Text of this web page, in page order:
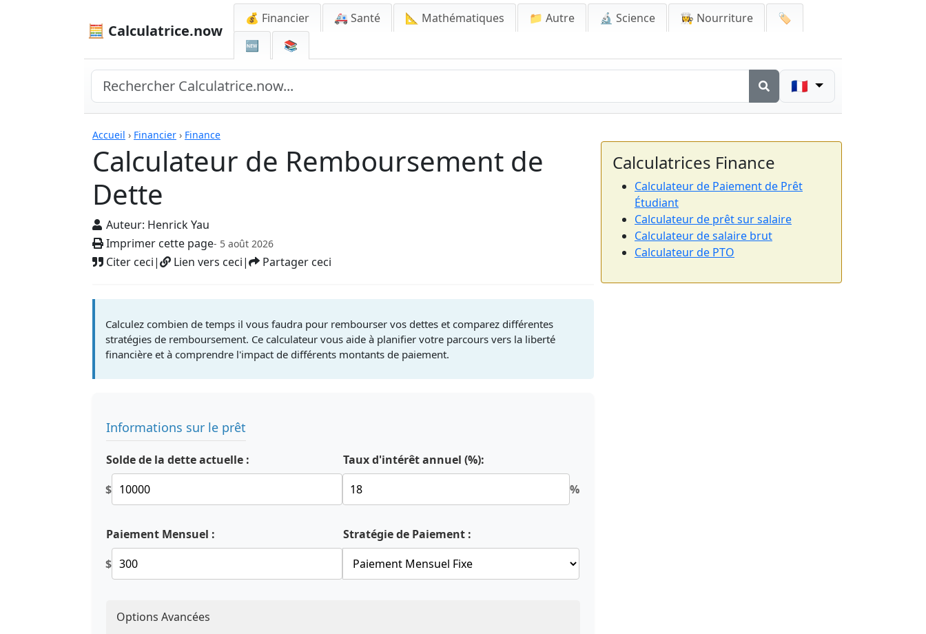
🧮 Calculatrice.now
💰 Financier 🚑 Santé 📐 Mathématiques 📁 Autre 🔬 Science 👩‍🍳 Nourriture
🏷️
🆕
📚
🇫🇷
Accueil › Financier › Finance
Calculateur de Remboursement de
Dette
Auteur: Henrick Yau
Imprimer cette page- 5 août 2026
Citer ceci| Lien vers ceci| Partager ceci
Calculatrices
Calculez combien de temps il vous faudra pour rembourser vos dettes et comparez différentes
stratégies de remboursement. Ce calculateur vous aide à planifier votre parcours vers la liberté
financière et à comprendre l'impact de différents montants de paiement.
Informations sur le prêt
Solde de la dette actuelle :
$
Taux d'intérêt annuel (%):
%
Paiement Mensuel :
$
Stratégie de Paiement :
Options Avancées
Calculatrices Finance
Calculateur de Paiement de Prêt
Étudiant
Calculateur de prêt sur salaire
Calculateur de salaire brut
Calculateur de PTO